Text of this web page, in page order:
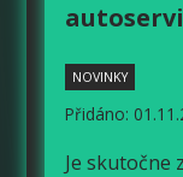
NOVINKY
Přidáno:
Je skutočne